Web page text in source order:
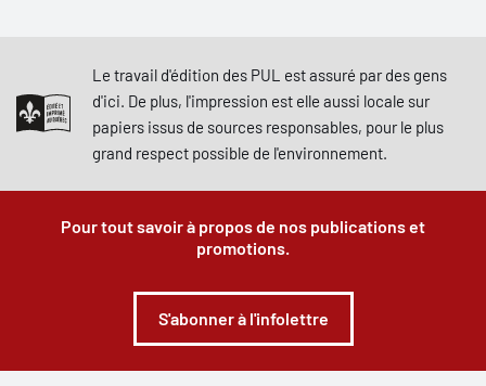
Le travail d'édition des PUL est assuré par des gens
d'ici. De plus, l'impression est elle aussi locale sur
papiers issus de sources responsables, pour le plus
grand respect possible de l'environnement.
Pour tout savoir à propos de nos publications et
promotions.
S'abonner à l'infolettre